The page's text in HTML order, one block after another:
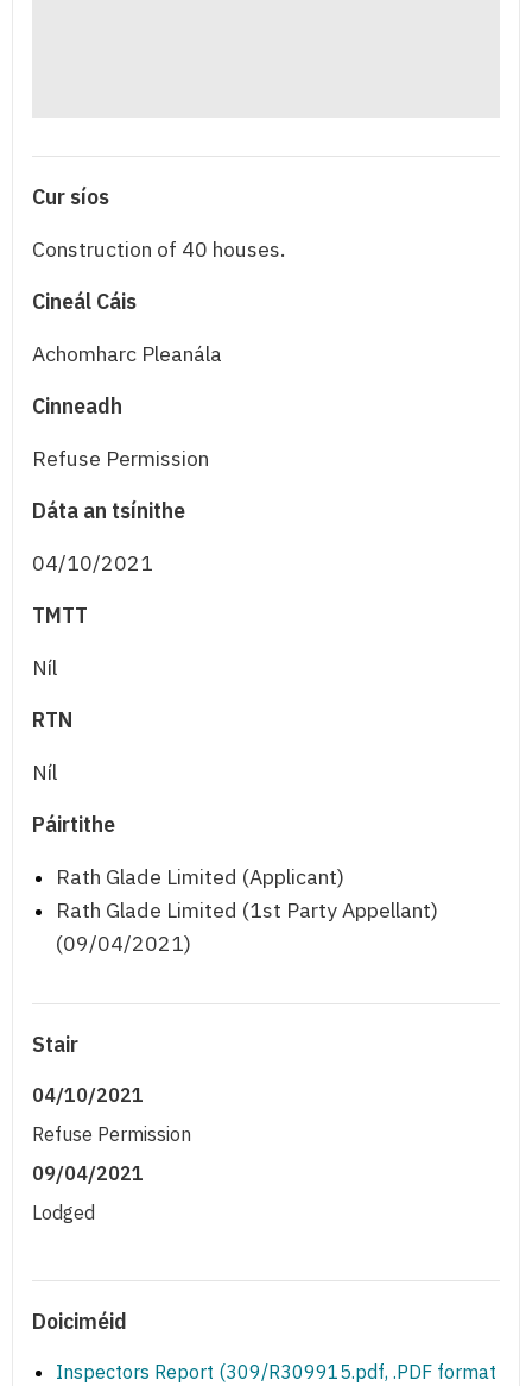
Cur síos
Construction of 40 houses.
Cineál Cáis
Achomharc Pleanála
Cinneadh
Refuse Permission
Dáta an tsínithe
04/10/2021
TMTT
Níl
RTN
Níl
Páirtithe
Rath Glade Limited (Applicant)
Rath Glade Limited (1st Party Appellant)
(09/04/2021)
Stair
04/10/2021
Refuse Permission
09/04/2021
Lodged
Doiciméid
Inspectors Report (309/R309915.pdf, .PDF format